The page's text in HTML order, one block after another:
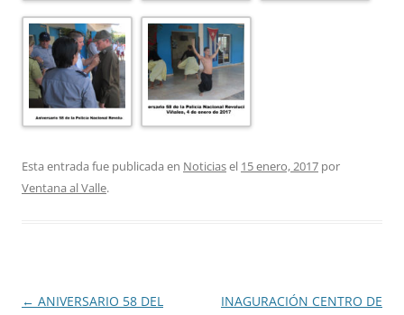
Esta entrada fue publicada en Noticiasel 15 enero, 2017 por
Ventana al Valle.
Navegación
← ANIVERSARIO 58 DEL
INAGURACIÓN CENTRO DE